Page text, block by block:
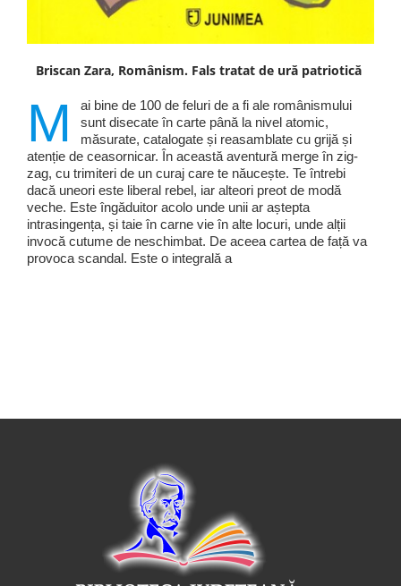
Briscan Zara, Românism. Fals tratat de ură patriotică
M
ai bine de 100 de feluri de a fi ale românismului
sunt disecate în carte până la nivel atomic,
măsurate, catalogate și reasamblate cu grijă și
atenție de ceasornicar. În această aventură merge în zig-
zag, cu trimiteri de un curaj care te năucește. Te întrebi
dacă uneori este liberal rebel, iar alteori preot de modă
veche. Este îngăduitor acolo unde unii ar aștepta
intrasingența, și taie în carne vie în alte locuri, unde alții
invocă cutume de neschimbat. De aceea cartea de față va
provoca scandal. Este o integrală a